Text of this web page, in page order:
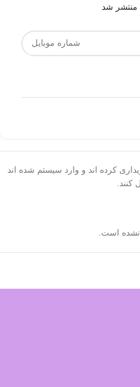
منتشر شد
نشده است.
کرده اند و وارد سیستم شده اند
کنند.